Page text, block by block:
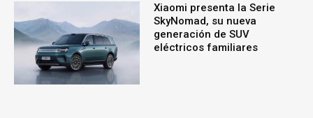
Xiaomi presenta la Serie
SkyNomad, su nueva
generación de SUV
eléctricos familiares